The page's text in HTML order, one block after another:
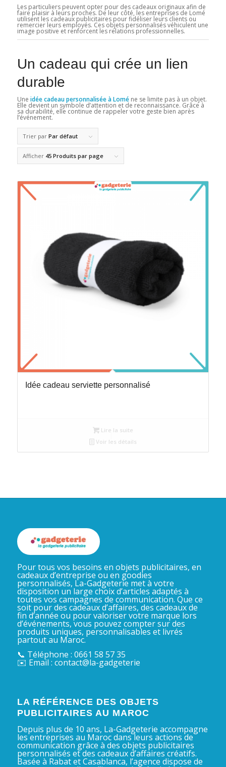
Les particuliers peuvent opter pour des cadeaux originaux afin de
faire plaisir à leurs proches. De leur côté, les entreprises de Lomé
utilisent les cadeaux publicitaires pour fidéliser leurs clients ou
remercier leurs employés. Ces objets personnalisés véhiculent une
image positive et renforcent les relations professionnelles.
Un cadeau qui crée un lien
durable
Une idée cadeau personnalisée à Loméne se limite pas à un objet.
Elle devient un symbole d’attention et de reconnaissance. Grâce à
sa durabilité, elle continue de rappeler votre geste bien après
l’événement.
Trier par Par défaut
Afficher 45 Produits par page
Idée cadeau serviette personnalisé
Lire la suite
Voir les détails
Pour tous vos besoins en objets publicitaires, en
cadeaux d’entreprise ou en goodies
personnalisés, La-Gadgeterie met à votre
disposition un large choix d’articles adaptés à
toutes vos campagnes de communication. Que ce
soit pour des cadeaux d’affaires, des cadeaux de
fin d’année ou pour valoriser votre marque lors
d’événements, vous pouvez compter sur des
produits uniques, personnalisables et livrés
partout au Maroc.
📞 Téléphone : 0661 58 57 35
✉️ Email : contact@la-gadgeterie
LA RÉFÉRENCE DES OBJETS
PUBLICITAIRES AU MAROC
Depuis plus de 10 ans, La-Gadgeterie accompagne
les entreprises au Maroc dans leurs actions de
communication grâce à des objets publicitaires
personnalisés et des cadeaux d’affaires créatifs.
Basée à Rabat et Casablanca, l’agence dispose de